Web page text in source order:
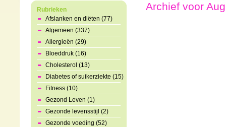
Rubrieken
Afslanken en diëten (77)
Algemeen (337)
Allergieën (29)
Bloeddruk (16)
Cholesterol (13)
Diabetes of suikerziekte (15)
Fitness (10)
Gezond Leven (1)
Gezonde levensstijl (2)
Gezonde voeding (52)
Archief voor